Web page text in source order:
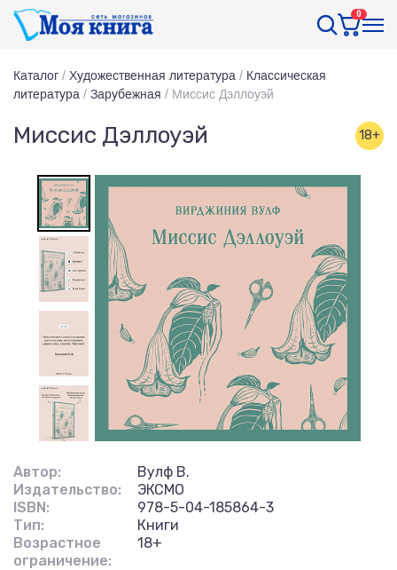
0
Каталог / Художественная литература / Классическая
литература / Зарубежная / Миссис Дэллоуэй
Миссис Дэллоуэй 18+
Автор:
Вулф В.
Издательство:
ЭКСМО
ISBN:
978-5-04-185864-3
Тип:
Книги
Возрастное
ограничение:
18+